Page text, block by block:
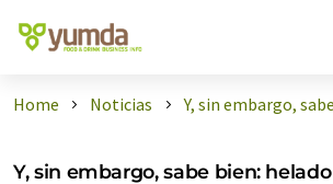
Home Noticias Y, sin embargo,
Y, sin embargo, sabe bien: